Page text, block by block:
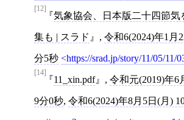
[12]
気象協会、日本版二十四節気
集も | スラド , 令和6(2024)年1月
分5秒 https://srad.jp/story/11/05/11/
[14]
11_xin.pdf , 令和元(2019)年6
9分0秒, 令和6(2024)年8月5日(月)